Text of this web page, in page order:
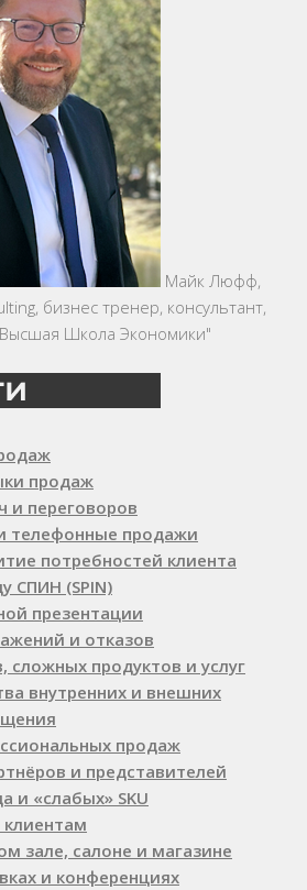
Майк Люфф,
бизнес тренер, консультант,
Школа Экономики"
продаж
и переговоров
телефонные продажи
потребностей клиента
СПИН (SPIN)
презентации
и отказов
сложных продуктов и услуг
внутренних и внешних
продаж
и представителей
и «слабых» SKU
зале, салоне и магазине
и конференциях